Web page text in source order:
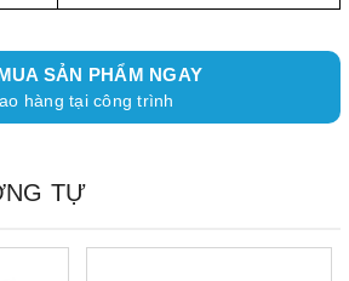
SẢN PHẨM NGAY
hàng tại công trình
TỰ